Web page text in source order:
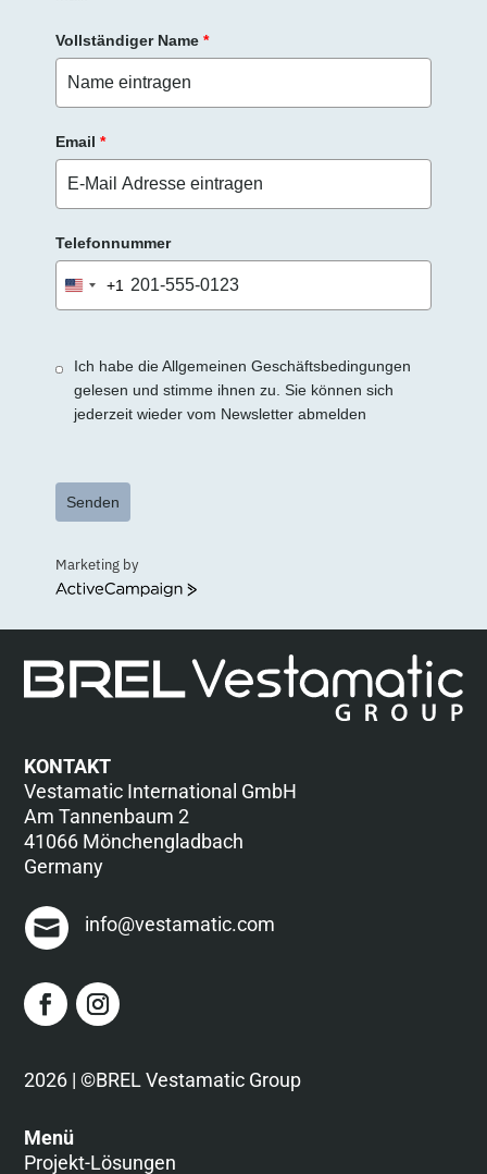
Vollständiger Name *
Email *
Telefonnummer
United
States
+1
Ich habe die Allgemeinen Geschäftsbedingungen
gelesen und stimme ihnen zu. Sie können sich
jederzeit wieder vom Newsletter abmelden
Senden
Marketing by
ActiveCampaign
KONTAKT
Vestamatic International GmbH
Am Tannenbaum 2
41066 Mönchengladbach
Germany
info@vestamatic.com
2026 | ©BREL Vestamatic Group
Menü
Projekt-Lösungen